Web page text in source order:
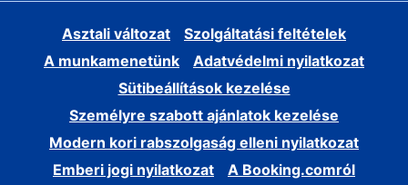
Asztali változat
Szolgáltatási feltételek
A munkamenetünk
Adatvédelmi nyilatkozat
Sütibeállítások kezelése
Személyre szabott ajánlatok kezelése
Modern kori rabszolgaság elleni nyilatkozat
Emberi jogi nyilatkozat
A Booking.comról